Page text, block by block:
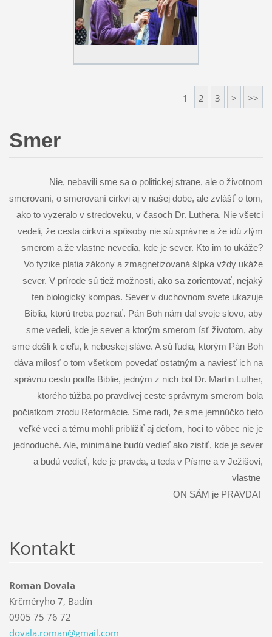
1 2 3 > >>
Smer
Nie, nebavili sme sa o politickej strane, ale o životnom
smerovaní, o smerovaní cirkvi aj v našej dobe, ale zvlášť o tom,
ako to vyzeralo v stredoveku, v časoch Dr. Luthera. Nie všetci
vedeli, že cesta cirkvi a spôsoby nie sú správne a že idú zlým
smerom a že vlastne nevedia, kde je sever. Kto im to ukáže?
Vo fyzike platia zákony a zmagnetizovaná šípka vždy ukáže
sever. V prírode sú tiež možnosti, ako sa zorientovať, nejaký
ten biologický kompas. Sever v duchovnom svete ukazuje
Biblia, ktorú treba poznať. Pán Boh nám dal svoje slovo, aby
sme vedeli, kde je sever a ktorým smerom ísť životom, aby
sme došli k cieľu, k nebeskej sláve. A sú ľudia, ktorým Pán Boh
dáva milosť o tom všetkom povedať ostatným a naviesť ich na
správnu cestu podľa Biblie, jedným z nich bol Dr. Martin Luther,
ktorého túžba po pravdivej ceste správnym smerom bola
počiatkom zrodu Reformácie. Sme radi, že sme jemnúčko tieto
veľké veci a tému mohli priblížiť aj deťom, hoci to vôbec nie je
jednoduché. Ale, minimálne budú vedieť ako zistiť, kde je sever
a budú vedieť, kde je pravda, a teda v Písme a v Ježišovi,
vlastne
ON SÁM je PRAVDA!
Kontakt
Roman Dovala
Krčméryho 7, Badín
0905 75 76 72
dovala.roman@gmail.com